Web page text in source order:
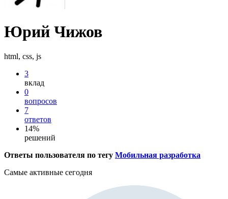
Юрий Чижов
html, css, js
3
вклад
0
вопросов
7
ответов
14%
решений
Ответы пользователя по тегу Мобильная разработка
Самые активные сегодня